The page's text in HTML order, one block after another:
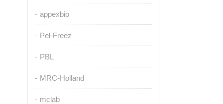
appexbio
Pel-Freez
PBL
MRC-Holland
mclab